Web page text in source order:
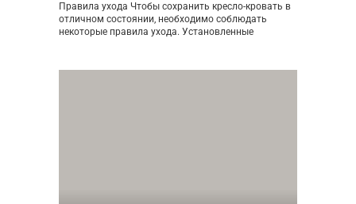
Правила ухода ​Чтобы сохранить кресло-кровать в
отличном состоянии, необходимо соблюдать
некоторые правила ухода. Установленные